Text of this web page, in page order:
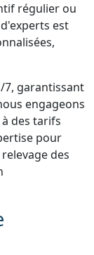
régulier ou
est
7, garantissant
engageons
des tarifs
pour
des